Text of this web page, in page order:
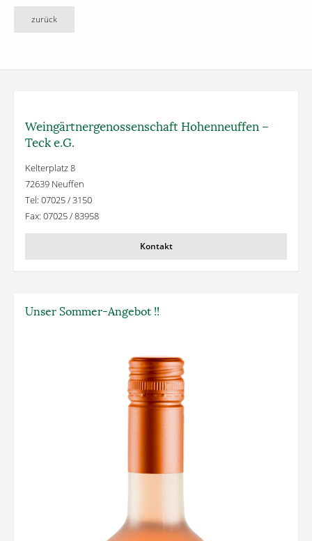
zurück
Weingärtner­genossenschaft Hohenneuffen –
Teck e.G.
Kelterplatz 8
72639 Neuffen
Tel: 07025 / 3150
Fax: 07025 / 83958
Kontakt
Unser Sommer-Angebot !!